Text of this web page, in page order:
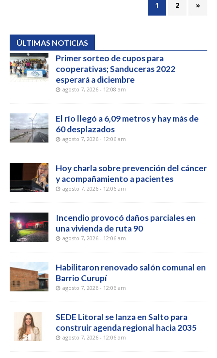
1 2 »
ÚLTIMAS NOTICIAS
Primer sorteo de cupos para
cooperativas; Sanduceras 2022
esperará a diciembre
agosto 7, 2026 - 12:08 am
El río llegó a 6,09 metros y hay más de
60 desplazados
agosto 7, 2026 - 12:06 am
Hoy charla sobre prevención del cáncer
y acompañamiento a pacientes
agosto 7, 2026 - 12:06 am
Incendio provocó daños parciales en
una vivienda de ruta 90
agosto 7, 2026 - 12:06 am
Habilitaron renovado salón comunal en
Barrio Curupí
agosto 7, 2026 - 12:06 am
SEDE Litoral se lanza en Salto para
construir agenda regional hacia 2035
agosto 7, 2026 - 12:06 am